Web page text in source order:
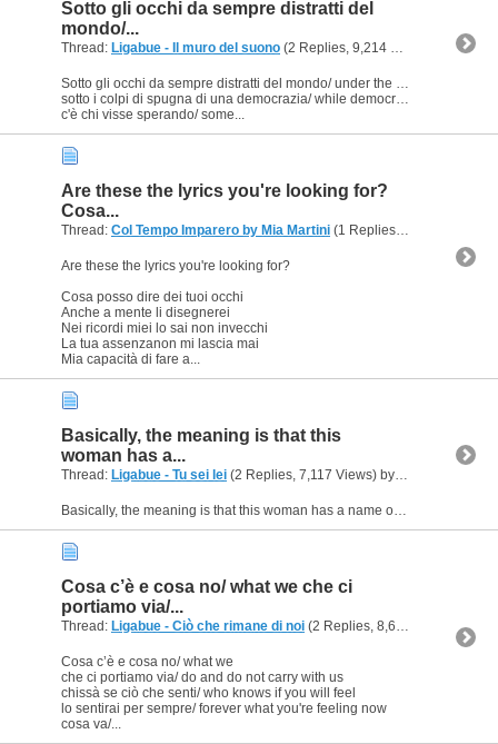
Sotto gli occhi da sempre distratti del
mondo/...
Thread: Ligabue - Il muro del suono (2 Replies, 9,214 Views) by Ligeia
sotto i colpi di spugna di una democrazia/ while democracy wipes the state clean,
c'è chi visse sperando/ some...
Are these the lyrics you're looking for?
Cosa...
Thread: Col Tempo Imparero by Mia Martini (1 Replies, 8,387 Views) by
Are these the lyrics you're looking for?
Cosa posso dire dei tuoi occhi
Anche a mente li disegnerei
Nei ricordi miei lo sai non invecchi
La tua assenzanon mi lascia mai
Mia capacità di fare a...
Basically, the meaning is that this
woman has a...
Thread: Ligabue - Tu sei lei (2 Replies, 7,117 Views) by Ligeia
Basically, the meaning is that this woman has a name of a foreigner, the name of someone who has spent the whole life alone (or, in the other verse, is perfectly able to live alone) but lately she no...
Cosa c’è e cosa no/ what we che ci
portiamo via/...
Thread: Ligabue - Ciò che rimane di noi (2 Replies, 8,681 Views) by
Cosa c’è e cosa no/ what we
che ci portiamo via/ do and do not carry with us
chissà se ciò che senti/ who knows if you will feel
lo sentirai per sempre/ forever what you're feeling now
cosa va/...